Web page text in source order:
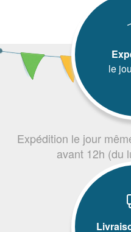
le
Expédition le jour
avant 12h (du